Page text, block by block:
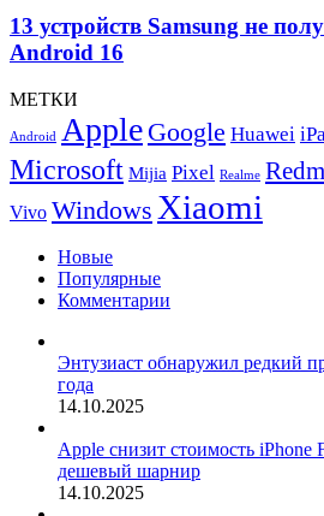
Samsung
не
получат
на
Android
13 устройств Samsung не
Android 16
МЕТКИ
Android Apple Google Huawei
Microsoft Mijia Pixel Realme
Vivo Windows Xiaomi
Новые
Популярные
Комментарии
Энтузиаст обнаружил редкий
года
14.10.2025
Apple снизит стоимость iPhone
дешевый шарнир
14.10.2025